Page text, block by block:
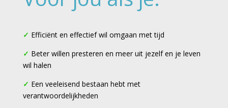
✓ Efficiënt en effectief wil omgaan met tijd
✓ Beter willen presteren en meer uit jezelf en je leven
wil halen
✓ Een veeleisend bestaan hebt met
verantwoordelijkheden